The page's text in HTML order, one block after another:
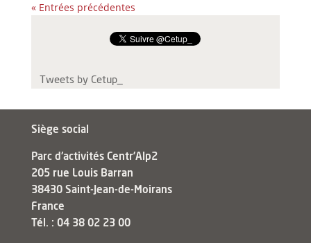
« Entrées précédentes
Tweets by Cetup_
Siège social
Parc d'activités Centr’Alp2
205 rue Louis Barran
38430 Saint-Jean-de-Moirans
France
Tél. : 04 38 02 23 00